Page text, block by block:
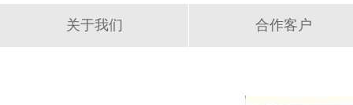
关于我们 合作客户